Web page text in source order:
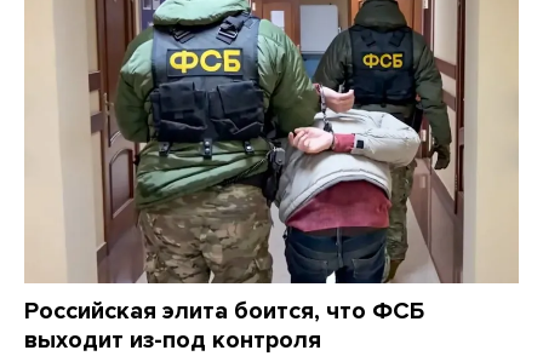
Российская элита боится, что ФСБ
выходит из-под контроля